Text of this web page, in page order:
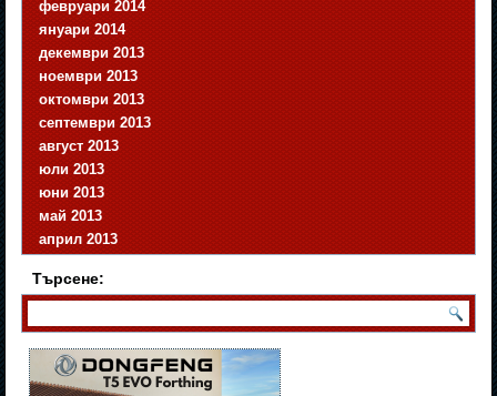
февруари 2014
януари 2014
декември 2013
ноември 2013
октомври 2013
септември 2013
август 2013
юли 2013
юни 2013
май 2013
април 2013
Търсене: